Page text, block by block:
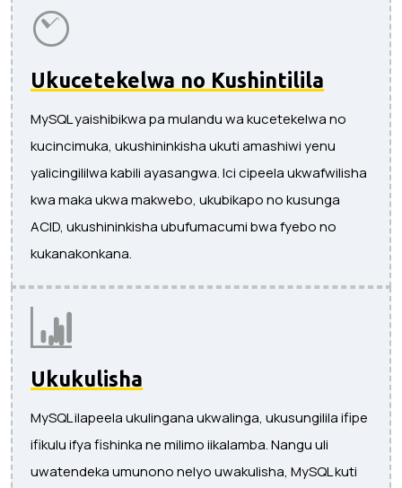
Ukucetekelwa no Kushintilila
MySQL yaishibikwa pa mulandu wa kucetekelwa no
kucincimuka, ukushininkisha ukuti amashiwi yenu
yalicingililwa kabili ayasangwa. Ici cipeela ukwafwilisha
kwa maka ukwa makwebo, ukubikapo no kusunga
ACID, ukushininkisha ubufumacumi bwa fyebo no
kukanakonkana.
Ukukulisha
MySQL ilapeela ukulingana ukwalinga, ukusungilila ifipe
ifikulu ifya fishinka ne milimo iikalamba. Nangu uli
uwatendeka umunono nelyo uwakulisha, MySQL kuti